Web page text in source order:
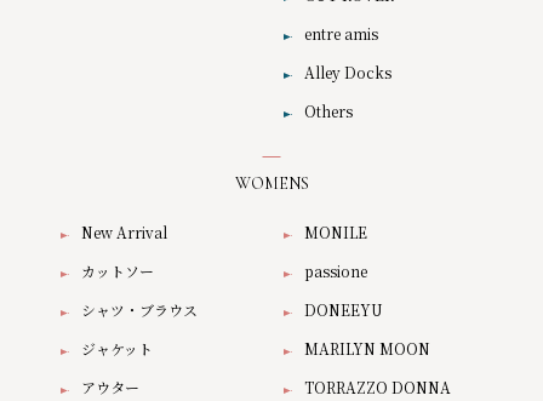
entre amis
Alley Docks
Others
WOMENS
New Arrival
カットソー
シャツ・ブラウス
ジャケット
アウター
MONILE
passione
DONEEYU
MARILYN MOON
TORRAZZO DONNA